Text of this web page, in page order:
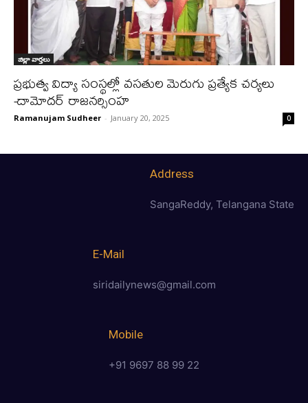
జిల్లా వార్త‌లు
ప్రభుత్వ విద్యా సంస్థల్లో వసతుల మెరుగు ప్రత్యేక చర్యలు
-దామోదర్ రాజనర్సింహ
Ramanujam Sudheer - January 20, 2025 0
Address
SangaReddy, Telangana State
E-Mail
siridailynews@gmail.com
Mobile
+91 9697 88 99 22